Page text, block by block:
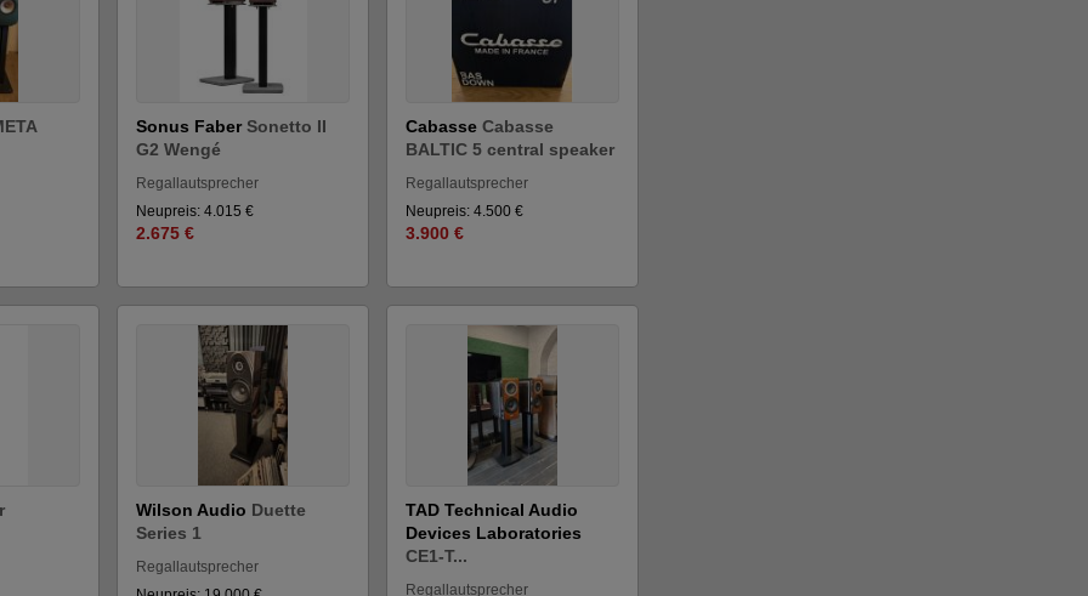
Sonus FaberSonetto II
G2 Wengé
Regallautsprecher
Neupreis: 4.015 €
2.675 €
CabasseCabasse
BALTIC 5 central speaker
Regallautsprecher
Neupreis: 4.500 €
3.900 €
Wilson Audio Duette
Series 1
Regallautsprecher
TAD Technical Audio
Devices Laboratories
CE1-T...
Regallautsprecher